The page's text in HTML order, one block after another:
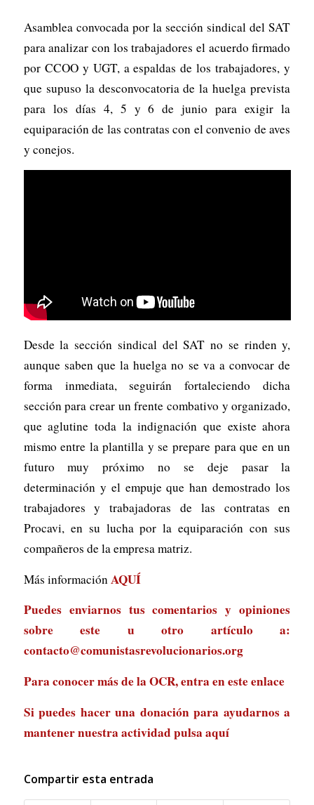
Asamblea convocada por la sección sindical del SAT
para analizar con los trabajadores el acuerdo firmado
por CCOO y UGT, a espaldas de los trabajadores, y
que supuso la desconvocatoria de la huelga prevista
para los días 4, 5 y 6 de junio para exigir la
equiparación de las contratas con el convenio de aves
y conejos.
Desde la sección sindical del SAT no se rinden y,
aunque saben que la huelga no se va a convocar de
forma inmediata, seguirán fortaleciendo dicha
sección para crear un frente combativo y organizado,
que aglutine toda la indignación que existe ahora
mismo entre la plantilla y se prepare para que en un
futuro muy próximo no se deje pasar la
determinación y el empuje que han demostrado los
trabajadores y trabajadoras de las contratas en
Procavi, en su lucha por la equiparación con sus
compañeros de la empresa matriz.
Más informaciónAQUÍ
Puedes enviarnos tus comentarios y opiniones
sobre este u otro artículo a:
contacto@comunistasrevolucionarios.org
Para conocer más de la OCR, entra eneste enlace
Si puedes hacer una donación para ayudarnos a
mantener nuestra actividad pulsa aquí
Compartir esta entrada